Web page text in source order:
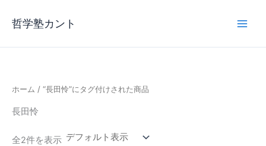
ス
哲学塾カント
ホーム / “長田怜”にタグ付けされた商品
長田怜
全2件を表示